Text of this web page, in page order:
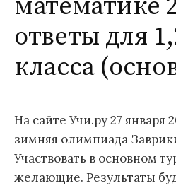
математике
ответы для
класса
На сайте Учи.ру 27 января
зимняя олимпиада
Участвовать в основном
желающие. Результаты